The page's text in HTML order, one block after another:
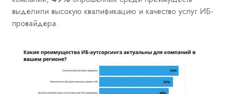
выделили высокую квалификацию и качество услуг ИБ-
провайдера.